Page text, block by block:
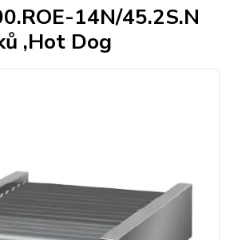
14N/45.2S.N
,Hot Dog